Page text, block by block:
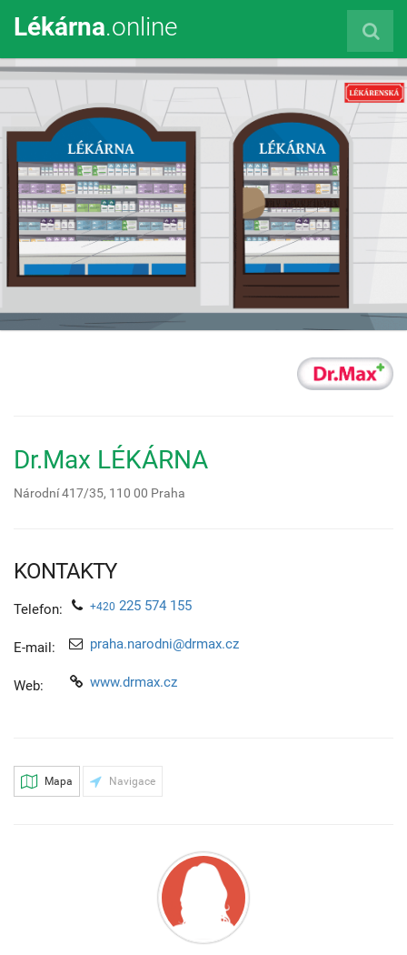
Lékárna.online
Dr.Max LÉKÁRNA
Národní 417/35, 110 00 Praha
KONTAKTY
Telefon: +420 225 574 155
E-mail: praha.narodni@drmax.cz
Web: www.drmax.cz
Mapa Navigace